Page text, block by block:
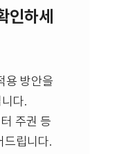
인하세
용 방안을
다.
주권 등
드립니다.